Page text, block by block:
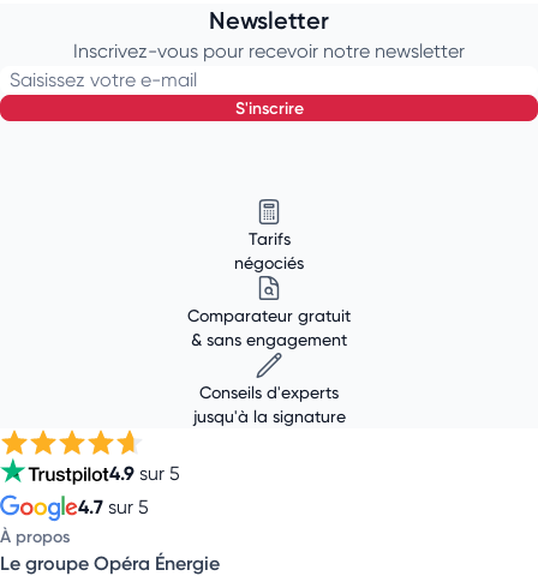
Newsletter
Inscrivez-vous pour recevoir notre newsletter
Saisissez votre e-mail
s'inscrire
Tarifs
négociés
Comparateur gratuit
& sans engagement
Conseils d'experts
jusqu'à la signature
4.9 sur 5
4.7 sur 5
À propos
Le groupe Opéra Énergie